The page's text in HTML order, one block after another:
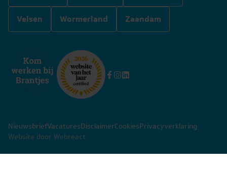
Velsen Wormerland Zaandam
NieuwsbriefVacaturesDisclaimerCookiesPrivacyverklaring
Website door Webreact